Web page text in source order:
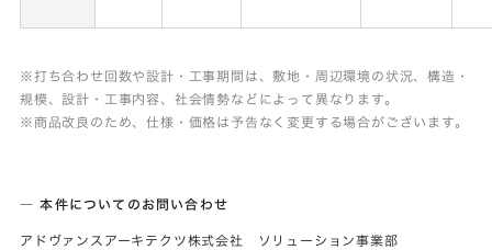
※打ち合わせ回数や設計・工事期間は、敷地・周辺環境の状況、構造・
規模、設計・工事内容、社会情勢などによって異なります。
※商品改良のため、仕様・価格は予告なく変更する場合がございます。
― 本件についての お問い合わせ
アドヴァンスアーキテクツ株式会社 ソリューション事業部